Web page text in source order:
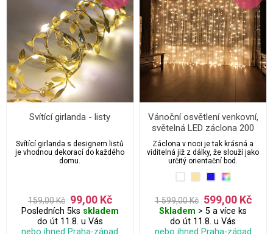
Svítící girlanda - listy
Svítící girlanda s designem listů
je vhodnou dekorací do každého
domu.
159,00 Kč 99,00 Kč
Posledních 5ks skladem
do út 11.8. u Vás
nebo ihned Praha-západ
Vánoční osvětlení venkovní,
světelná LED záclona 200
ks/2 m
Záclona v noci je tak krásná a
viditelná již z dálky, že slouží jako
určitý orientační bod.
1 599,00 Kč 599,00 Kč
Skladem > 5 a více ks
do út 11.8. u Vás
nebo ihned Praha-západ